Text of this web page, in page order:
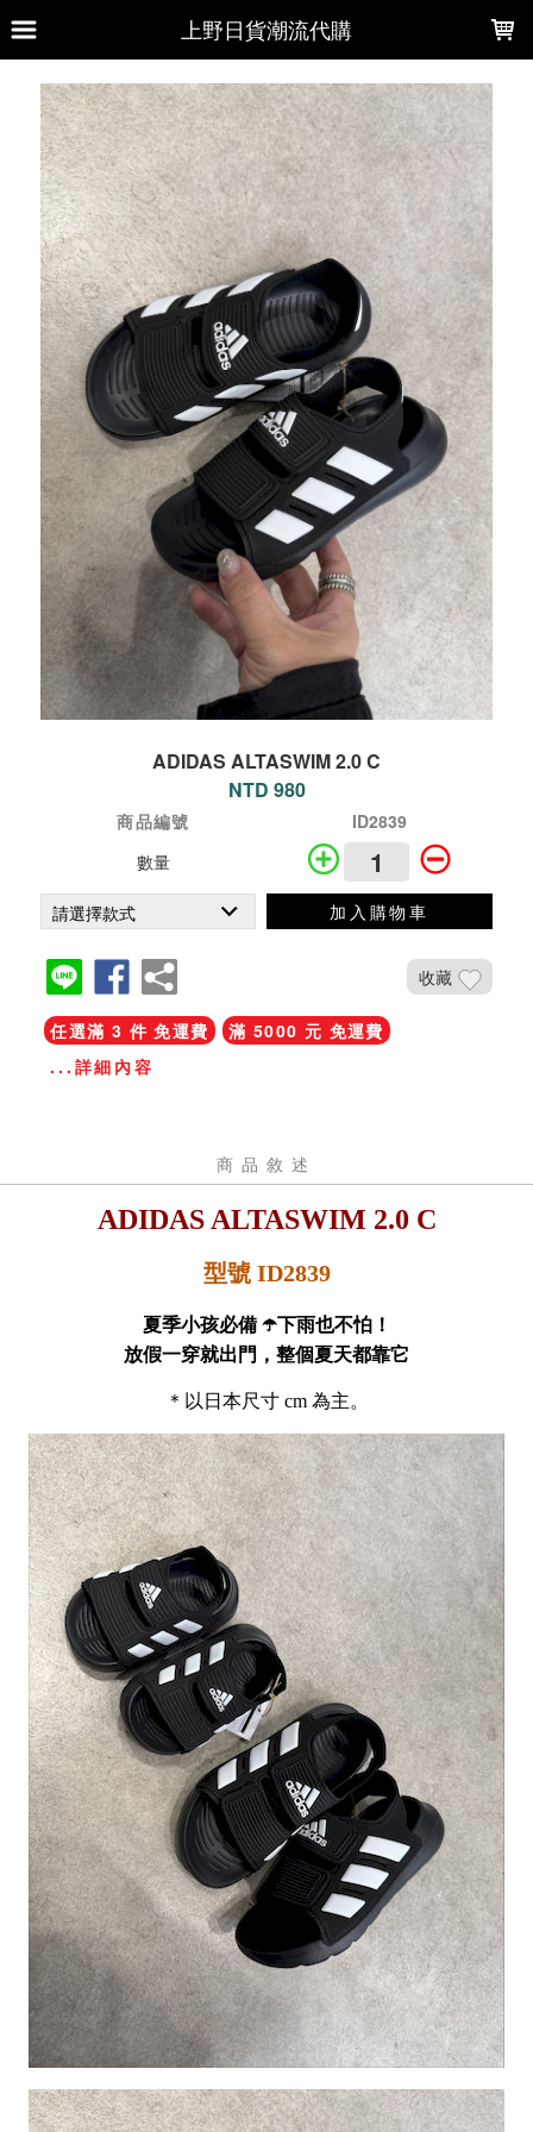
上野日貨潮流代購
ADIDAS ALTASWIM 2.0 C
NTD 980
商品編號
ID2839
數量
加入購物車
收藏
任選滿 3 件 免運費
滿 5000 元 免運費
...詳細內容
商品敘述